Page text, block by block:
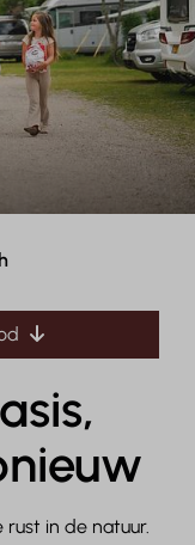
in de natuur.